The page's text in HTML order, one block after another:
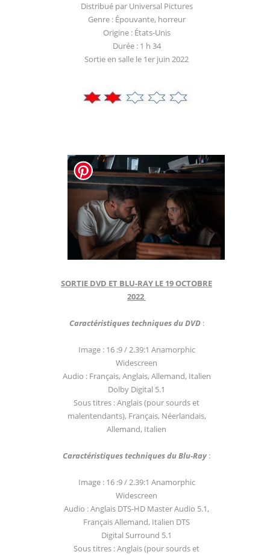
Distribué par Universal Pictures
Genre : Épouvante, horreur
Origine : États-Unis
Durée : 1 h 34
Sortie en salle le 1er juin 2022
SORTIE DVD ET BLU-RAY LE 19 OCTOBRE
2022
Caractéristiques techniques du DVD:
Image : 16 :9 / 2.39:1 Anamorphic
Widescreen
Audio : Français, Anglais, Allemand, Italien
Dolby Digital 5.1
Sous titres : Anglais (pour sourds et
malentendants), Français, Néerlandais,
Allemand, Italien
Caractéristiques techniques du Blu-Ray :
Image : 16 :9 / 2.39:1 Anamorphic
Widescreen
Audio : Anglais DTS-HD Master Audio 5.1,
Français Allemand, Italien DTS
Digital Surround 5.1
Sous titres : Anglais (pour sourds et